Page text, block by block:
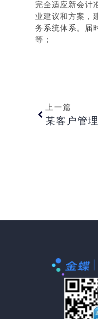
完全适应新会计
业建议和方案，
务系统体系。届
等；
上一篇
某客户管